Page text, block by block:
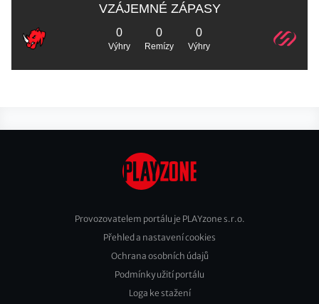
VZÁJEMNÉ ZÁPASY
0
Výhry
0
Remízy
0
Výhry
Footer
Provozovatelem portálu je PLAYzone s.r.o.
Přehled a nastavení cookies
Ochrana osobních údajů
Podmínky užití portálu
Loga ke stažení